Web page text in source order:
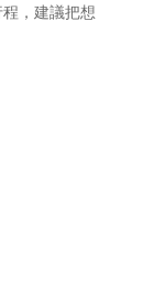
，建議把想